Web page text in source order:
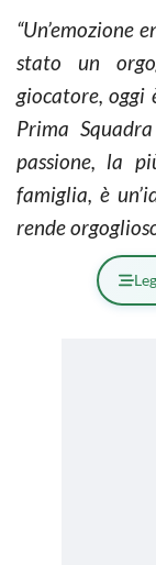
“Un’emozione
stato un
giocatore, oggi
Prima
passione, la
famiglia, è
rende